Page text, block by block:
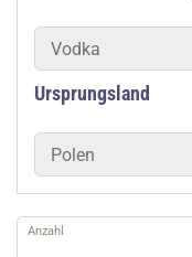
Vodka
Ursprungsland
Polen
Anzahl